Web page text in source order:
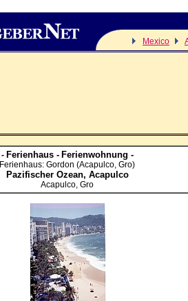
Mexico
- Ferienhaus - Ferienwohnung -
Ferienhaus: Gordon (Acapulco, Gro)
Pazifischer Ozean, Acapulco
Acapulco, Gro